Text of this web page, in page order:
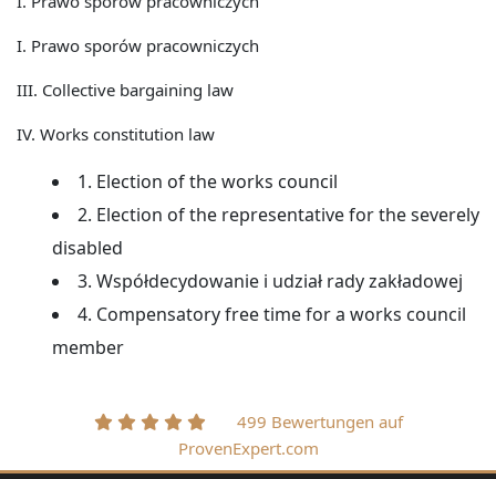
I. Prawo sporów pracowniczych
III. Collective bargaining law
IV. Works constitution law
1. Election of the works council
2. Election of the representative for the severely
disabled
3. Współdecydowanie i udział rady zakładowej
4. Compensatory free time for a works council
member
499 Bewertungen auf
ProvenExpert.com